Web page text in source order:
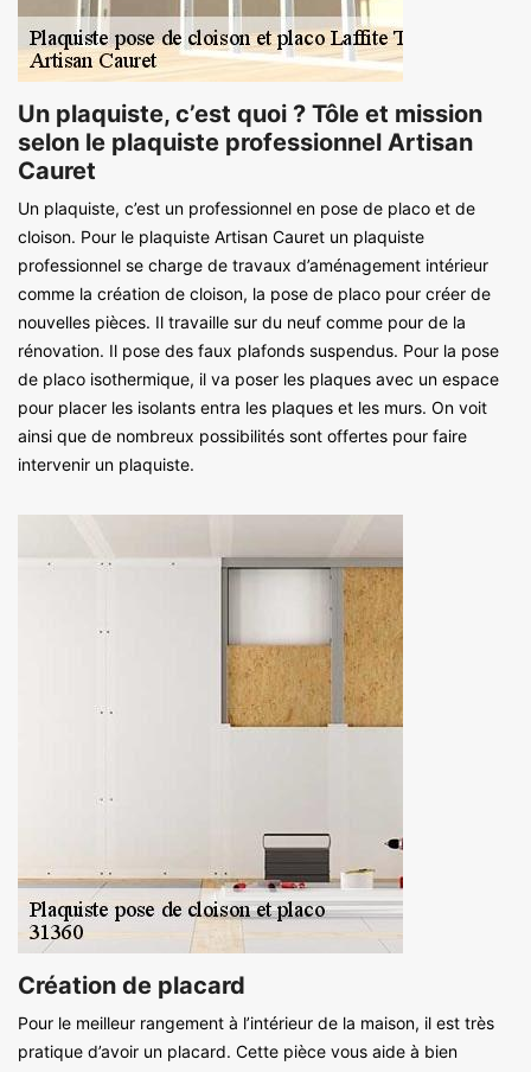
Un plaquiste, c’est quoi ? Tôle et mission
selon le plaquiste professionnel Artisan
Cauret
Un plaquiste, c’est un professionnel en pose de placo et de
cloison. Pour le plaquiste Artisan Cauret un plaquiste
professionnel se charge de travaux d’aménagement intérieur
comme la création de cloison, la pose de placo pour créer de
nouvelles pièces. Il travaille sur du neuf comme pour de la
rénovation. Il pose des faux plafonds suspendus. Pour la pose
de placo isothermique, il va poser les plaques avec un espace
pour placer les isolants entra les plaques et les murs. On voit
ainsi que de nombreux possibilités sont offertes pour faire
intervenir un plaquiste.
Création de placard
Pour le meilleur rangement à l’intérieur de la maison, il est très
pratique d’avoir un placard. Cette pièce vous aide à bien